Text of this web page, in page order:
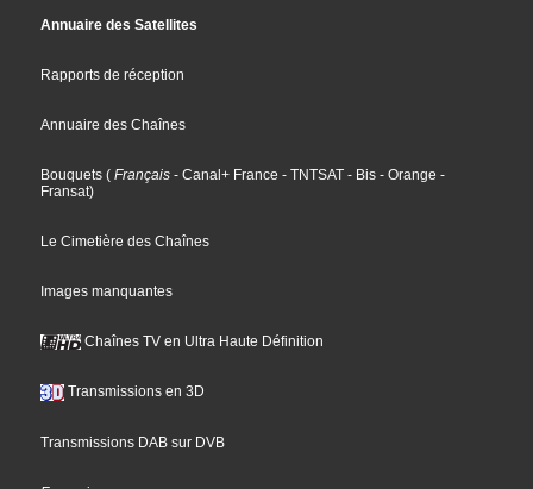
Annuaire des Satellites
Rapports de réception
Annuaire des Chaînes
Bouquets ( Français - Canal+ France - TNTSAT - Bis - Orange -
Fransat)
Le Cimetière des Chaînes
Images manquantes
Chaînes TV en Ultra Haute Définition
Transmissions en 3D
Transmissions DAB sur DVB